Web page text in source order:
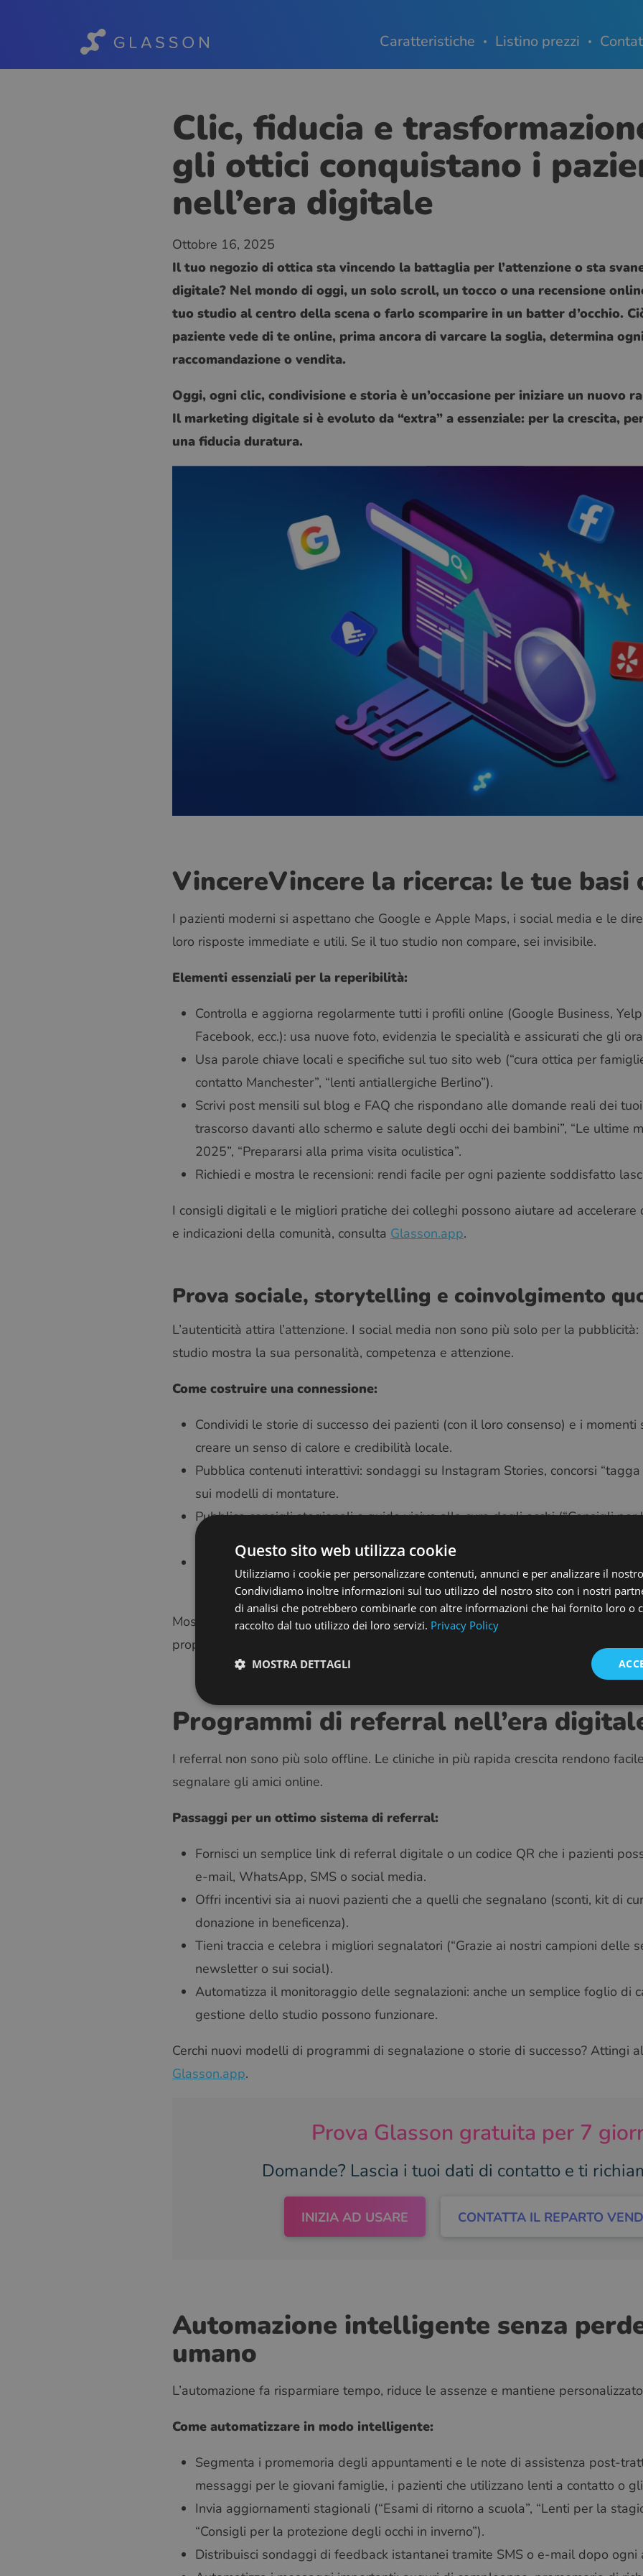
Caratteristiche Listino prezzi
Clic, fiducia e
gli ottici conquistano i
nell’era digitale
Ottobre 16, 2025
Il tuo negozio di ottica sta vincendo la battaglia per l’attenzione o sta
digitale? Nel mondo di oggi, un solo scroll, un tocco o una recensione
tuo studio al centro della scena o farlo scomparire in un batter d’occhio.
paziente vede di te online, prima ancora di varcare la soglia, determina
raccomandazione o vendita.
Oggi, ogni clic, condivisione e storia è un’occasione per iniziare un nuovo
Il marketing digitale si è evoluto da “extra” a essenziale: per la crescita,
una fiducia duratura.
VincereVincere la ricerca: le tue
I pazienti moderni si aspettano che Google e Apple Maps, i social media e le
loro risposte immediate e utili. Se il tuo studio non compare, sei invisibile.
Elementi essenziali per la reperibilità:
Controlla e aggiorna regolarmente tutti i profili online (Google Business,
Facebook, ecc.): usa nuove foto, evidenzia le specialità e assicurati che gli
Usa parole chiave locali e specifiche sul tuo sito web (“cura ottica per
contatto Manchester”, “lenti antiallergiche Berlino”).
Scrivi post mensili sul blog e FAQ che rispondano alle domande reali dei
trascorso davanti allo schermo e salute degli occhi dei bambini”, “Le ultime
2025”, “Prepararsi alla prima visita oculistica”.
Richiedi e mostra le recensioni: rendi facile per ogni paziente soddisfatto
I consigli digitali e le migliori pratiche dei colleghi possono aiutare ad accelerare
e indicazioni della comunità, consulta Glasson.app.
Prova sociale, storytelling e coinvolgimento
L’autenticità attira l’attenzione. I social media non sono più solo per la
studio mostra la sua personalità, competenza e attenzione.
Come costruire una connessione:
Condividi le storie di successo dei pazienti (con il loro consenso) e i
creare un senso di calore e credibilità locale.
Pubblica contenuti interattivi: sondaggi su Instagram Stories, concorsi
sui modelli di montature.
Pubblica consigli stagionali e guide visive alla cura degli occhi (“Consigli
durante le vacanze estive” o “Le tendenze top degli occhiali invernali”).
Interagisci in modo coerente: rispondi ai commenti, dai il benvenuto ai
e incoraggia la conversazione invece di limitarti a promuovere le offerte.
Mostra le persone reali, la cultura reale e l’impatto reale. I follower che si
propensi a diventare pazienti.
Programmi di referral nell’era
I referral non sono più solo offline. Le cliniche in più rapida crescita rendono
segnalare gli amici online.
Passaggi per un ottimo sistema di referral:
Fornisci un semplice link di referral digitale o un codice QR che i pazienti
e-mail, WhatsApp, SMS o social media.
Offri incentivi sia ai nuovi pazienti che a quelli che segnalano (sconti, kit di
donazione in beneficenza).
Tieni traccia e celebra i migliori segnalatori (“Grazie ai nostri campioni delle
newsletter o sui social).
Automatizza il monitoraggio delle segnalazioni: anche un semplice foglio di
gestione dello studio possono funzionare.
Cerchi nuovi modelli di programmi di segnalazione o storie di successo? Attingi
Glasson.app.
Prova Glasson gratuita per 7
Domande? Lascia i tuoi dati di contatto e ti
INIZIA AD USARE CONTATTA IL REPARTO
Automazione intelligente senza
umano
L’automazione fa risparmiare tempo, riduce le assenze e mantiene
Come automatizzare in modo intelligente:
Segmenta i promemoria degli appuntamenti e le note di assistenza post-
messaggi per le giovani famiglie, i pazienti che utilizzano lenti a contatto o
Invia aggiornamenti stagionali (“Esami di ritorno a scuola”, “Lenti per la
“Consigli per la protezione degli occhi in inverno”).
Distribuisci sondaggi di feedback istantanei tramite SMS o e-mail dopo ogni
Questo sito web utilizza cookie
Utilizziamo i cookie per personalizzare contenuti, annunci e per analizzare il
Condividiamo inoltre informazioni sul tuo utilizzo del nostro sito con i nostri
di analisi che potrebbero combinarle con altre informazioni che hai fornito loro o
raccolto dal tuo utilizzo dei loro servizi. Privacy Policy
MOSTRA DETTAGLI